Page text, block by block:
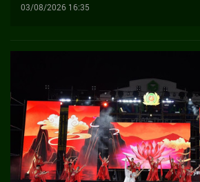
03/08/2026 16:35